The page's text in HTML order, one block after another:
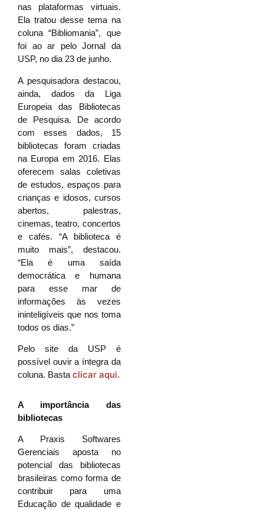
nas plataformas virtuais.
Ela tratou desse tema na
coluna “Bibliomania”, que
foi ao ar pelo Jornal da
USP, no dia 23 de junho.
A pesquisadora destacou,
ainda, dados da Liga
Europeia das Bibliotecas
de Pesquisa. De acordo
com esses dados, 15
bibliotecas foram criadas
na Europa em 2016. Elas
oferecem salas coletivas
de estudos, espaços para
crianças e idosos, cursos
abertos, palestras,
cinemas, teatro, concertos
e cafés. “A biblioteca é
muito mais”, destacou.
“Ela é uma saída
democrática e humana
para esse mar de
informações às vezes
ininteligíveis que nos toma
todos os dias.”
Pelo site da USP é
possível ouvir a íntegra da
coluna. Basta clicar aqui.
A importância das
bibliotecas
A Praxis Softwares
Gerenciais aposta no
potencial das bibliotecas
brasileiras como forma de
contribuir para uma
Educação de qualidade e